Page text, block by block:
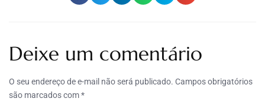
Deixe um comentário
O seu endereço de e-mail não será publicado. Campos obrigatórios
são marcados com*